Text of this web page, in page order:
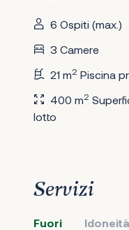
6 Ospiti (max.)
3 Camere
21 m2 Piscina
400 m2
lotto
Servizi
Fuori Idoneità